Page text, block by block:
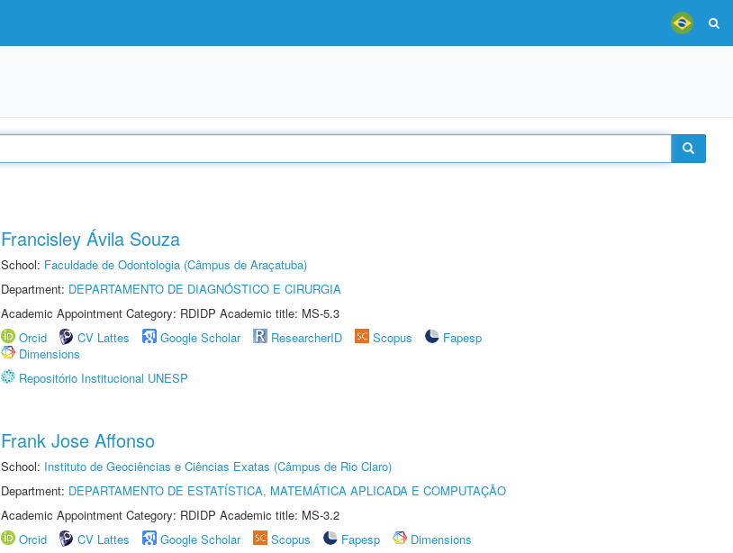
Francisley Ávila Souza
School: Faculdade de Odontologia (Câmpus de Araçatuba)
Department: DEPARTAMENTO DE DIAGNÓSTICO E CIRURGIA
Academic Appointment Category: RDIDP Academic title: MS-5.3
Orcid
CV Lattes Google Scholar ResearcherID Scopus
Fapesp
Dimensions
Repositório Institucional UNESP
Frank Jose Affonso
School: Instituto de Geociências e Ciências Exatas (Câmpus de Rio Claro)
Department: DEPARTAMENTO DE ESTATÍSTICA, MATEMÁTICA APLICADA E COMPUTAÇÃO
Academic Appointment Category: RDIDP Academic title: MS-3.2
Orcid
CV Lattes Google Scholar Scopus Fapesp
Dimensions